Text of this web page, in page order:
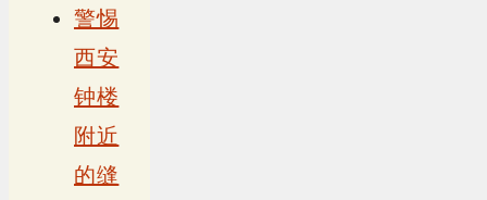
警惕
西安
钟楼
附近
的缝